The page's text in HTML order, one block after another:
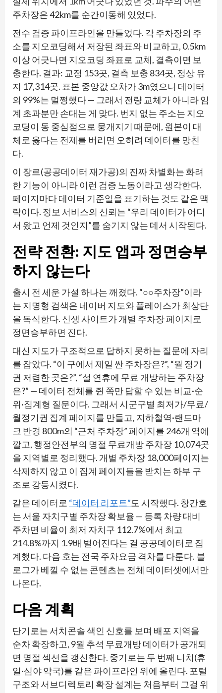
주차장은 42km를 순간이동해 있었다.
전수 검증 파이프라인을 만들었다. 각 주차장의 주
소를 지오코딩해서 저장된 좌표와 비교하고, 0.5km
이상 어긋나면 지오코딩 좌표로 교체, 결측이면 보
충한다. 결과: 교정 153곳, 결측 보충 834곳, 정상 유
지 17,314곳. 표본 중앙값 오차가 3m였으니 데이터
의 99%는 멀쩡했다 — 그래서 전량 교체가 아니라 임
계 초과분만 손대는 게 맞다. 번지 없는 주소는 지오
코딩이 동 중심점으로 뭉개지기 때문에, 원본이 대
체로 옳다는 전제를 버리면 오히려 데이터를 망친
다.
이 장르(공공데이터 재가공)의 진짜 차별화는 화려
한 기능이 아니라 이런 검증 노동이라고 생각한다.
페이지마다 데이터 기준일을 표기하는 것도 같은 맥
락이다. 정보 서비스의 신뢰는 “우리 데이터가 어디
서 왔고 언제 것인지”를 숨기지 않는 데서 시작된다.
전략 전환: 지도 앱과 정면승부
하지 않는다
출시 전 세운 가설 하나는 깨졌다. “○○주차장”이라
는 지명형 검색은 네이버 지도와 플레이스가 최상단
을 독식한다. 신생 사이트가 개별 주차장 페이지로
정면승부하면 진다.
대신 지도가 구조적으로 답하지 못하는 질문에 자리
를 잡았다. “이 구에서 제일 싼 주차장은?”, “월 정기
권 저렴한 곳은?”, “설 연휴에 무료 개방하는 주차장
은?” — 데이터 전체를 쥔 쪽만 답할 수 있는 비교·순
위·집계형 질문이다. 그래서 시군구별 최저가/무료/
월정기권 집계 페이지를 만들고, 지하철역·랜드마
크 반경 800m의 “근처 주차장” 페이지를 246개 역에
깔고, 행정안전부의 명절 무료개방 주차장 10,074곳
을 지역별로 정리했다. 개별 주차장 18,000페이지는
삭제하지 않고 이 집계 페이지들을 받치는 하부 구
조로 강등시켰다.
같은 데이터로 “데이터 리포트”도 시작했다. 창간호
는 서울 자치구별 주차장 확보율 — 등록 차량 대비
주차면 비율이 최저 자치구 112.7%에서 최고
214.8%까지 1.9배 벌어진다는 걸 공공데이터로 집
계했다. 다음 호는 전국 주차요금 격차를 다룬다. 블
로그가 베낄 수 없는 콘텐츠는 전체 데이터셋에서만
나온다.
다음 계획
단기로는 서치콘솔 색인 신호를 보며 배포 지역을
순차 확장하고, 9월 추석 무료개방 데이터가 공개되
면 명절 섹션을 갱신한다. 중기로는 두 번째 니치(휴
일·심야 약국)를 같은 파이프라인 위에 올린다. 포털
구조와 서브디렉토리 확장 설계는 처음부터 그걸 위